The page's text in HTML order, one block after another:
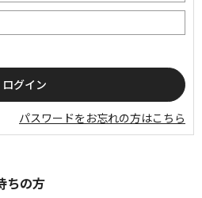
パスワードをお忘れの方はこちら
ちの方